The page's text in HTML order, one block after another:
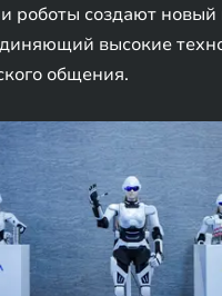
роботы создают новый
высокие
общения.